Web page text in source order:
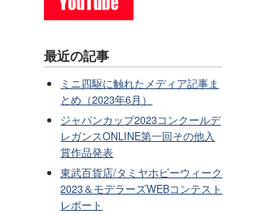
最近の記事
ミニ四駆に触れたメディア記事ま
とめ（2023年6月）
ジャパンカップ2023コンクールデ
レガンスONLINE第一回その他入
賞作品発表
東武百貨店/タミヤホビーウィーク
2023＆モデラーズWEBコンテスト
レポート